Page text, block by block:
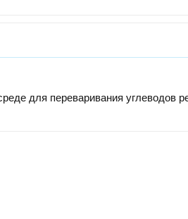
для переваривания углеводов